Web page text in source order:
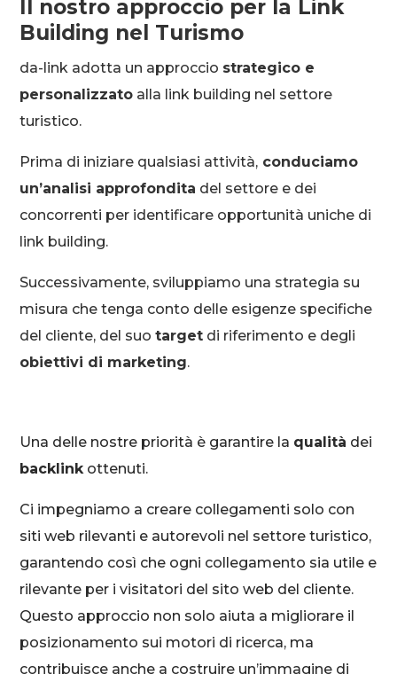
Il nostro approccio per la Link
Building nel Turismo
da-link adotta un approccio strategico e
personalizzato alla link building nel settore
turistico.
Prima di iniziare qualsiasi attività, conduciamo
un’analisi approfondita del settore e dei
concorrenti per identificare opportunità uniche di
link building.
Successivamente, sviluppiamo una strategia su
misura che tenga conto delle esigenze specifiche
del cliente, del suotarget di riferimento e degli
obiettivi di marketing.
Una delle nostre priorità è garantire la qualità dei
backlink ottenuti.
Ci impegniamo a creare collegamenti solo con
siti web rilevanti e autorevoli nel settore turistico,
garantendo così che ogni collegamento sia utile e
rilevante per i visitatori del sito web del cliente.
Questo approccio non solo aiuta a migliorare il
posizionamento sui motori di ricerca, ma
contribuisce anche a costruire un’immagine di